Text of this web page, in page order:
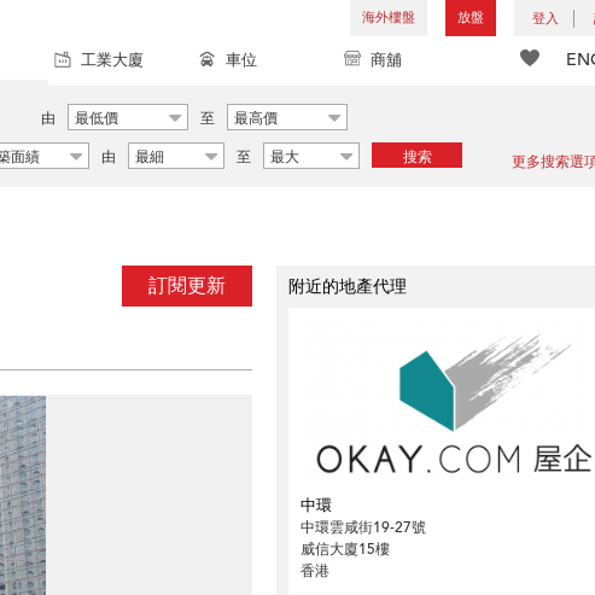
海外樓盤 放盤 登入
工業大廈 車位 商舖
由 最低價 至
最高價
面績
由 最細 至 最大 搜索 更多搜索選
訂閱更新 附近的地產代理
中環
中環雲咸街19-27號
威信大廈15樓
香港